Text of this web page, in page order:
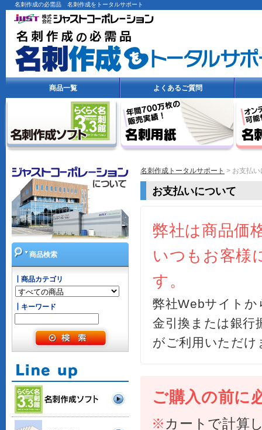
名刺作成の必需品 名刺作成をトータルサポート
商品一覧 よくあるご質問
名刺作成トータルサポート > お支払
お支払いについて
商品検索
┃商品カテゴリ
┃キーワード
ル
ポ